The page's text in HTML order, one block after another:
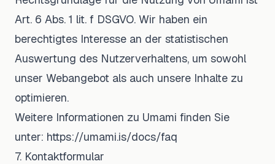
Art. 6 Abs. 1 lit. f DSGVO. Wir haben ein
berechtigtes Interesse an der statistischen
Auswertung des Nutzerverhaltens, um sowohl
unser Webangebot als auch unsere Inhalte zu
optimieren.
Weitere Informationen zu Umami finden Sie
unter: https://umami.is/docs/faq
7. Kontaktformular